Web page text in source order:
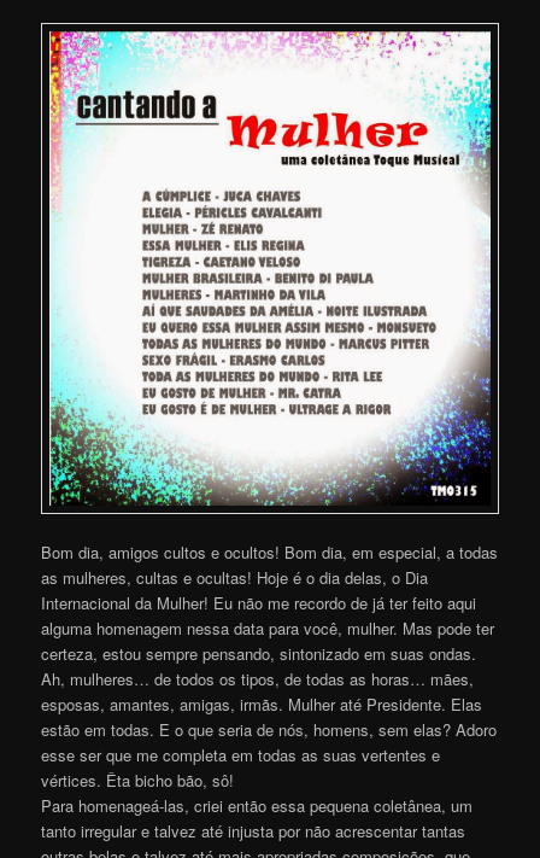
Bom dia, amigos cultos e ocultos! Bom dia, em especial, a todas
as mulheres, cultas e ocultas! Hoje é o dia delas, o Dia
Internacional da Mulher! Eu não me recordo de já ter feito aqui
alguma homenagem nessa data para você, mulher. Mas pode ter
certeza, estou sempre pensando, sintonizado em suas ondas.
Ah, mulheres… de todos os tipos, de todas as horas… mães,
esposas, amantes, amigas, irmãs. Mulher até Presidente. Elas
estão em todas. E o que seria de nós, homens, sem elas? Adoro
esse ser que me completa em todas as suas vertentes e
vértices. Êta bicho bão, sô!
Para homenageá-las, criei então essa pequena coletânea, um
tanto irregular e talvez até injusta por não acrescentar tantas